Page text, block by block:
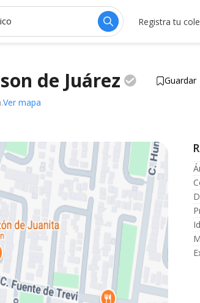
Registra tu
de Juárez Guardar
Ver mapa